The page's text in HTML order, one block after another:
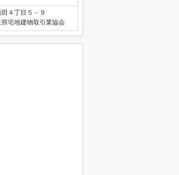
４丁目５－９
宅地建物取引業協会